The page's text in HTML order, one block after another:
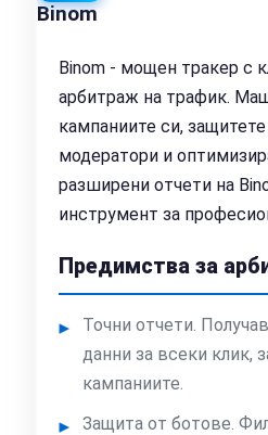
Binom
Binom - мощен тракер с
арбитраж на трафик.
кампаниите си,
модератори и
разширени отчети на
инструмент за
Предимства за
Точни отчети.
данни за всеки клик,
кампаниите.
Защита от ботове.